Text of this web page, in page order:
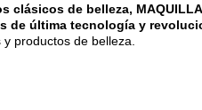
clásicos de belleza,
de última tecnología y
productos de belleza.